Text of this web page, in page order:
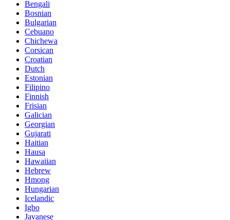
Bengali
Bosnian
Bulgarian
Cebuano
Chichewa
Corsican
Croatian
Dutch
Estonian
Filipino
Finnish
Frisian
Galician
Georgian
Gujarati
Haitian
Hausa
Hawaiian
Hebrew
Hmong
Hungarian
Icelandic
Igbo
Javanese